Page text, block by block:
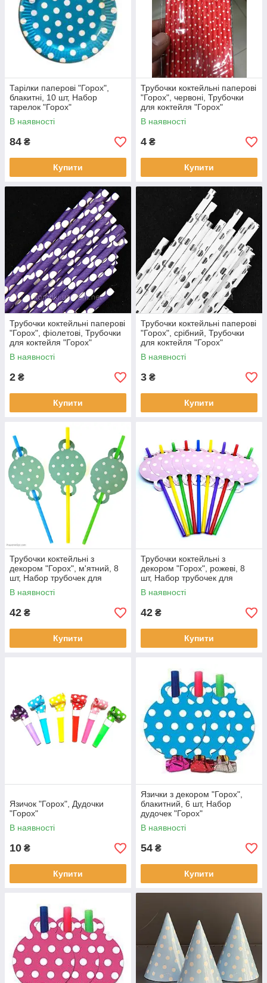
Тарілки паперові "Горох",
блакитні, 10 шт, Набор
тарелок "Горох"
В наявності
84 ₴
Купити
Трубочки коктейльні паперові
"Горох", червоні, Трубочки
для коктейля "Горох"
В наявності
4 ₴
Купити
Трубочки коктейльні паперові
"Горох", фіолетові, Трубочки
для коктейля "Горох"
В наявності
2 ₴
Купити
Трубочки коктейльні паперові
"Горох", срібний, Трубочки
для коктейля "Горох"
В наявності
3 ₴
Купити
Трубочки коктейльні з
декором "Горох", м'ятний, 8
шт, Набор трубочек для
коктейля "Горох"
В наявності
42 ₴
Купити
Трубочки коктейльні з
декором "Горох", рожеві, 8
шт, Набор трубочек для
коктейля "Горох"
В наявності
42 ₴
Купити
Язичок "Горох", Дудочки
"Горох"
В наявності
10 ₴
Купити
Язички з декором "Горох",
блакитний, 6 шт, Набор
дудочек "Горох"
В наявності
54 ₴
Купити